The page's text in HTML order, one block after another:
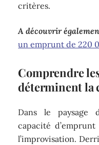
critères.
A découvrir
un emprunt de 220
Comprendre
déterminent la
Dans le paysage
capacité
l’improvisation.